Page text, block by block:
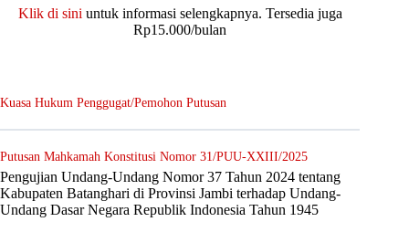
Klik di sini untuk informasi selengkapnya. Tersedia juga
Rp15.000/bulan
Kuasa Hukum Penggugat/Pemohon Putusan
Putusan Mahkamah Konstitusi Nomor 31/PUU-XXIII/2025
Pengujian Undang-Undang Nomor 37 Tahun 2024 tentang
Kabupaten Batanghari di Provinsi Jambi terhadap Undang-
Undang Dasar Negara Republik Indonesia Tahun 1945